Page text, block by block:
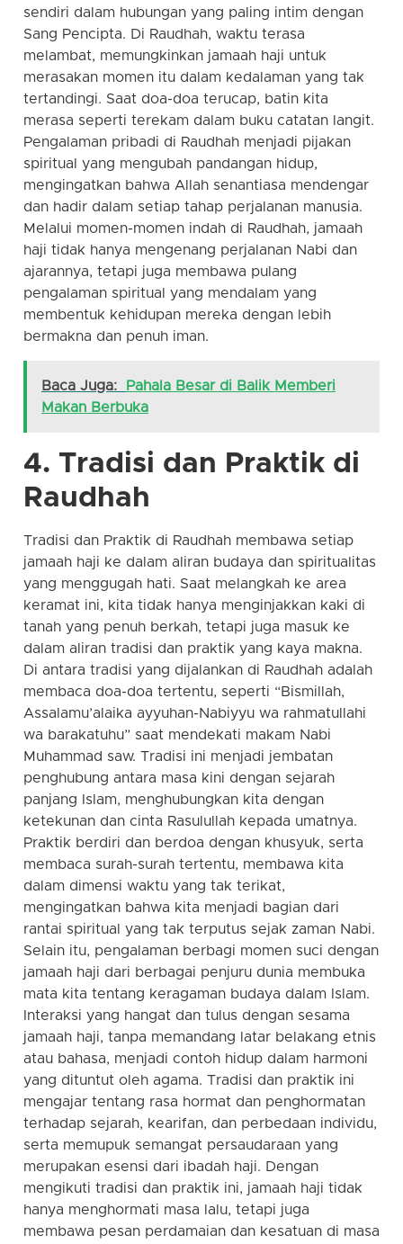
sendiri dalam hubungan yang paling intim dengan
Sang Pencipta. Di Raudhah, waktu terasa
melambat, memungkinkan jamaah haji untuk
merasakan momen itu dalam kedalaman yang tak
tertandingi. Saat doa-doa terucap, batin kita
merasa seperti terekam dalam buku catatan langit.
Pengalaman pribadi di Raudhah menjadi pijakan
spiritual yang mengubah pandangan hidup,
mengingatkan bahwa Allah senantiasa mendengar
dan hadir dalam setiap tahap perjalanan manusia.
Melalui momen-momen indah di Raudhah, jamaah
haji tidak hanya mengenang perjalanan Nabi dan
ajarannya, tetapi juga membawa pulang
pengalaman spiritual yang mendalam yang
membentuk kehidupan mereka dengan lebih
bermakna dan penuh iman.
Baca Juga:
Pahala Besar di Balik Memberi
Makan Berbuka
4. Tradisi dan Praktik di
Raudhah
Tradisi dan Praktik di Raudhah membawa setiap
jamaah haji ke dalam aliran budaya dan spiritualitas
yang menggugah hati. Saat melangkah ke area
keramat ini, kita tidak hanya menginjakkan kaki di
tanah yang penuh berkah, tetapi juga masuk ke
dalam aliran tradisi dan praktik yang kaya makna.
Di antara tradisi yang dijalankan di Raudhah adalah
membaca doa-doa tertentu, seperti “Bismillah,
Assalamu’alaika ayyuhan-Nabiyyu wa rahmatullahi
wa barakatuhu” saat mendekati makam Nabi
Muhammad saw. Tradisi ini menjadi jembatan
penghubung antara masa kini dengan sejarah
panjang Islam, menghubungkan kita dengan
ketekunan dan cinta Rasulullah kepada umatnya.
Praktik berdiri dan berdoa dengan khusyuk, serta
membaca surah-surah tertentu, membawa kita
dalam dimensi waktu yang tak terikat,
mengingatkan bahwa kita menjadi bagian dari
rantai spiritual yang tak terputus sejak zaman Nabi.
Selain itu, pengalaman berbagi momen suci dengan
jamaah haji dari berbagai penjuru dunia membuka
mata kita tentang keragaman budaya dalam Islam.
Interaksi yang hangat dan tulus dengan sesama
jamaah haji, tanpa memandang latar belakang etnis
atau bahasa, menjadi contoh hidup dalam harmoni
yang dituntut oleh agama. Tradisi dan praktik ini
mengajar tentang rasa hormat dan penghormatan
terhadap sejarah, kearifan, dan perbedaan individu,
serta memupuk semangat persaudaraan yang
merupakan esensi dari ibadah haji. Dengan
mengikuti tradisi dan praktik ini, jamaah haji tidak
hanya menghormati masa lalu, tetapi juga
membawa pesan perdamaian dan kesatuan di masa